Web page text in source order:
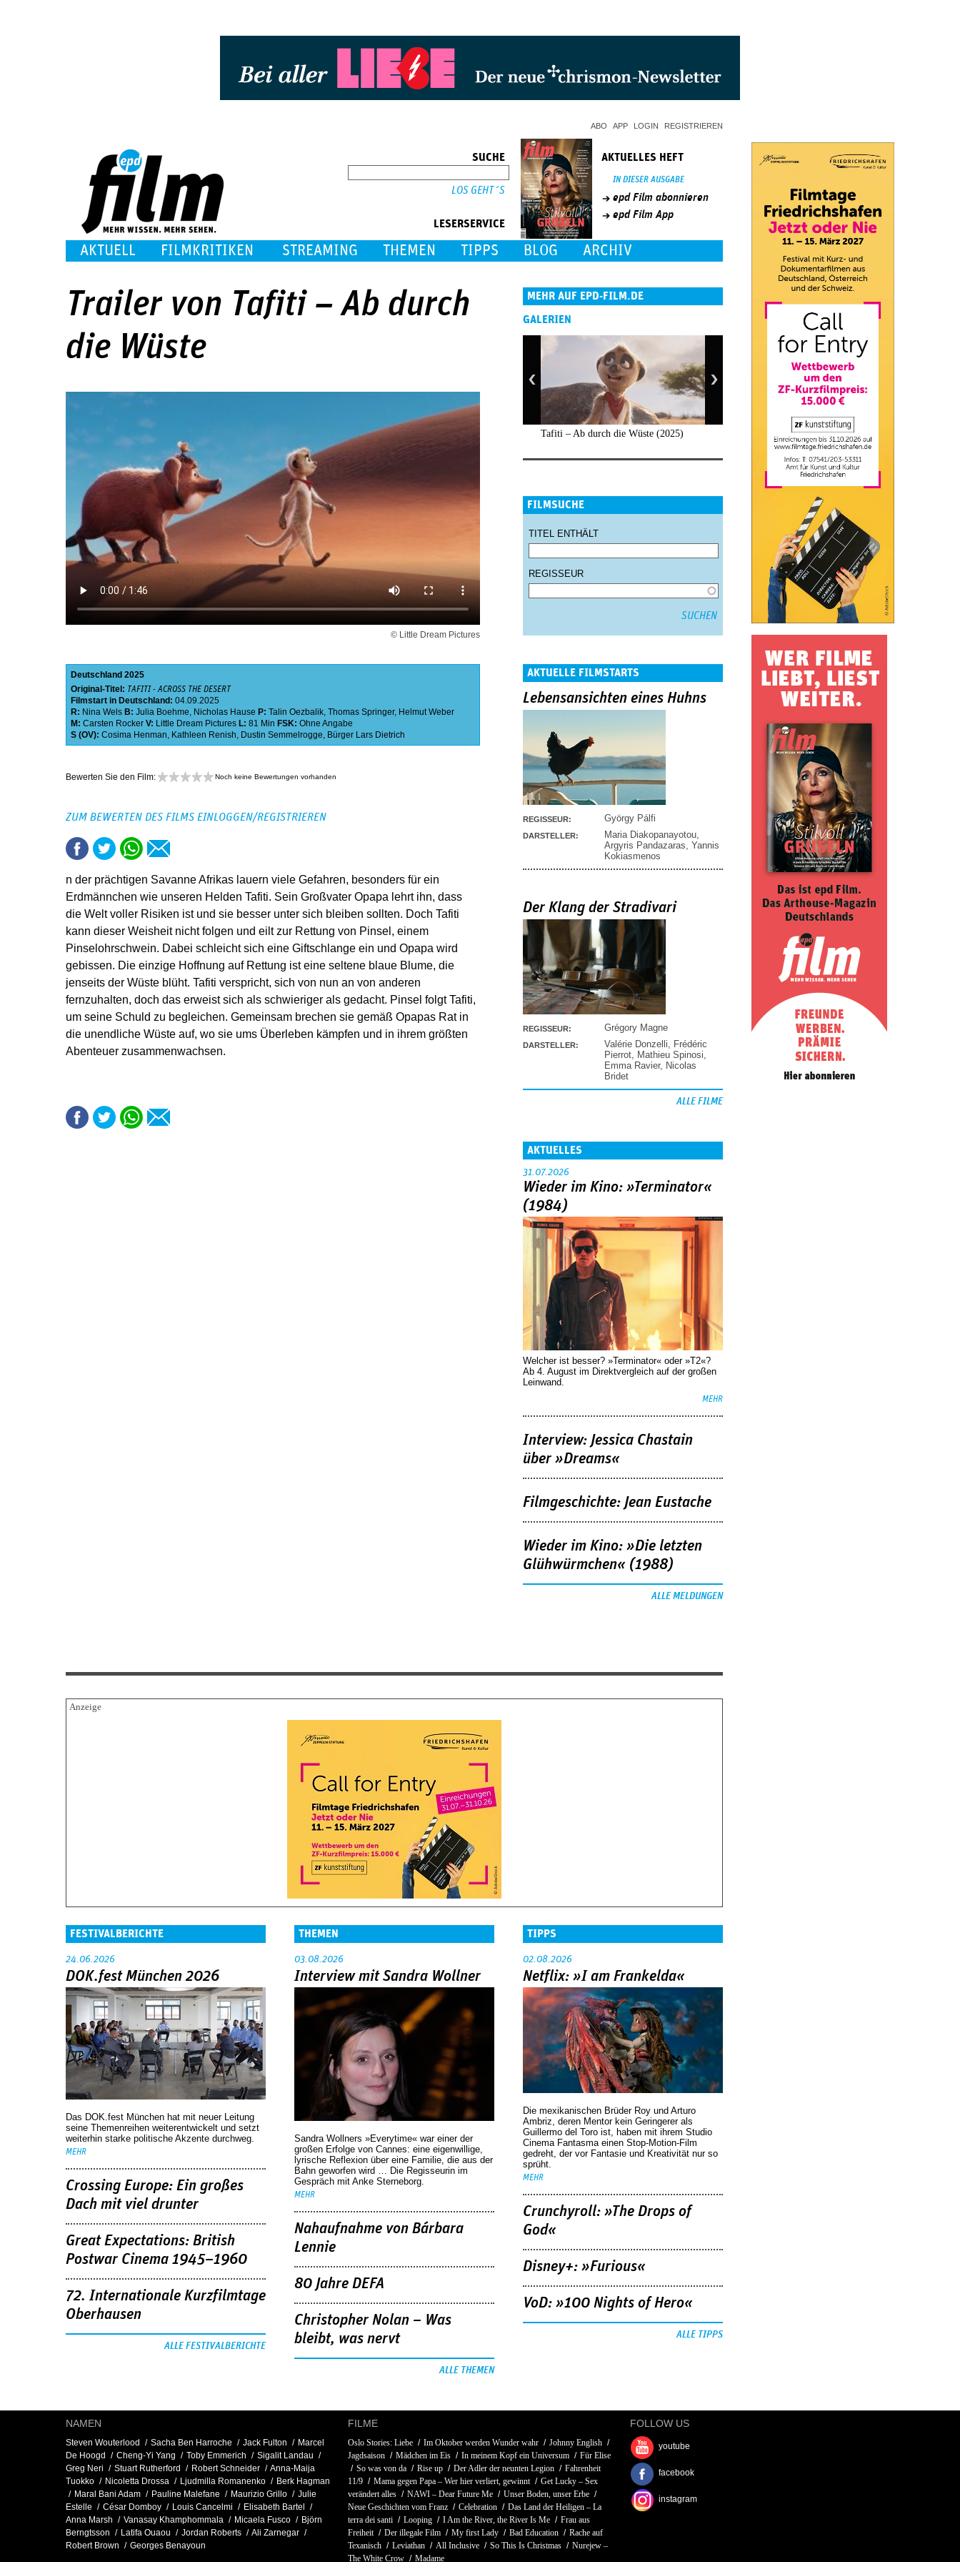
ABO APP LOGIN REGISTRIEREN
SUCHE
LESERSERVICE
AKTUELLES HEFT
IN DIESER AUSGABE
epd Film abonnieren
epd Film App
AKTUELL FILMKRITIKEN STREAMING THEMEN TIPPS BLOG ARCHIV
Trailer von Tafiti – Ab durch
die Wüste
© Little Dream Pictures
Deutschland 2025
Original-Titel: TAFITI - ACROSS THE DESERT
Filmstart in Deutschland: 04.09.2025
R: Nina Wels B: Julia Boehme, Nicholas Hause P: Talin Oezbalik, Thomas Springer, Helmut Weber
M: Carsten Rocker V: Little Dream Pictures L: 81 Min FSK: Ohne Angabe
S (OV): Cosima Henman, Kathleen Renish, Dustin Semmelrogge, Bürger Lars Dietrich
Bewerten Sie den Film: Noch keine Bewertungen vorhanden
ZUM BEWERTEN DES FILMS EINLOGGEN/REGISTRIEREN
n der prächtigen Savanne Afrikas lauern viele Gefahren, besonders für ein
Erdmännchen wie unseren Helden Tafiti. Sein Großvater Opapa lehrt ihn, dass
die Welt voller Risiken ist und sie besser unter sich bleiben sollten. Doch Tafiti
kann dieser Weisheit nicht folgen und eilt zur Rettung von Pinsel, einem
Pinselohrschwein. Dabei schleicht sich eine Giftschlange ein und Opapa wird
gebissen. Die einzige Hoffnung auf Rettung ist eine seltene blaue Blume, die
jenseits der Wüste blüht. Tafiti verspricht, sich von nun an von anderen
fernzuhalten, doch das erweist sich als schwieriger als gedacht. Pinsel folgt Tafiti,
um seine Schuld zu begleichen. Gemeinsam brechen sie gemäß Opapas Rat in
die unendliche Wüste auf, wo sie ums Überleben kämpfen und in ihrem größten
Abenteuer zusammenwachsen.
MEHR AUF EPD-FILM.DE
GALERIEN
Tafiti – Ab durch die Wüste (2025)
FILMSUCHE
TITEL ENTHÄLT
REGISSEUR
AKTUELLE FILMSTARTS
Lebensansichten eines Huhns
REGISSEUR: György Pálfi
DARSTELLER: Maria Diakopanayotou
Argyris Pandazaras Yannis
Kokiasmenos
Der Klang der Stradivari
REGISSEUR: Grégory Magne
DARSTELLER: Valérie Donzelli
Frédéric
Pierrot Mathieu Spinosi
Emma Ravier, Nicolas
Bridet
ALLE FILME
AKTUELLES
31.07.2026
Wieder im Kino: »Terminator«
(1984)
Welcher ist besser? »Terminator« oder »T2«?
Ab 4. August im Direktvergleich auf der großen
Leinwand.
MEHR
Interview: Jessica Chastain
über »Dreams«
Filmgeschichte: Jean Eustache
Wieder im Kino: »Die letzten
Glühwürmchen« (1988)
ALLE MELDUNGEN
FESTIVALBERICHTE
24.06.2026
DOK.fest München 2026
Das DOK.fest München hat mit neuer Leitung
seine Themenreihen weiterentwickelt und setzt
weiterhin starke politische Akzente durchweg.
MEHR
Crossing Europe: Ein großes
Dach mit viel drunter
Great Expectations: British
Postwar Cinema 1945–1960
72. Internationale Kurzfilmtage
Oberhausen
ALLE FESTIVALBERICHTE
THEMEN
03.08.2026
Interview mit Sandra Wollner
Sandra Wollners »Everytime« war einer der
großen Erfolge von Cannes: eine eigenwillige,
lyrische Reflexion über eine ­Familie, die aus der
Bahn geworfen wird … Die Regisseurin im
Gespräch mit Anke Sterneborg.
MEHR
Nahaufnahme von Bárbara
Lennie
80 Jahre DEFA
Christopher Nolan – Was
bleibt, was nervt
ALLE THEMEN
TIPPS
02.08.2026
Netflix: »I am Frankelda«
Die mexikanischen Brüder Roy und Arturo
Ambriz, deren Mentor kein Geringerer als
Guillermo del Toro ist, haben mit ihrem Studio
Cinema Fantasma einen Stop-Motion-Film
gedreht, der vor Fantasie und Kreativität nur so
sprüht.
MEHR
Crunchyroll: »The Drops of
God«
Disney+: »Furious«
VoD: »100 Nights of Hero«
ALLE TIPPS
NAMEN
Steven Wouterlood Sacha Ben Harroche Jack Fulton
Marcel
De Hoogd
Cheng-Yi Yang Toby Emmerich
Sigalit Landau
Greg Neri
Stuart Rutherford Robert Schneider
Anna-Maija
Tuokko
Nicoletta Drossa Ljudmilla Romanenko
Berk Hagman
Maral Bani Adam
Pauline Malefane Maurizio Grillo
Julie
Estelle
César Domboy Louis Cancelmi
Elisabeth Bartel
Anna Marsh
Vanasay Khamphommala Micaela Fusco
Björn
Berngtsson
Latifa Ouaou Jordan Roberts
Ali Zarnegar
Robert Brown
Georges Benayoun
FILME
Oslo Stories: Liebe Im Oktober werden Wunder wahr
Johnny English
Jagdsaison
Mädchen im Eis In meinem Kopf ein Universum
Für Elise
So was von da
Rise up Der Adler der neunten Legion
Fahrenheit
11/9
Mama gegen Papa – Wer hier verliert, gewinnt
Get Lucky – Sex
verändert alles
NAWI – Dear Future Me
Unser Boden, unser Erbe
Neue Geschichten vom Franz
Celebration
Das Land der Heiligen – La
terra dei santi
Looping I Am the River, the River Is Me
Frau aus
Freiheit
Der illegale Film My first Lady Bad Education
Rache auf
Texanisch
Leviathan All Inclusive So This Is Christmas
Nurejew –
The White Crow
Madame
FOLLOW US
youtube
facebook
instagram